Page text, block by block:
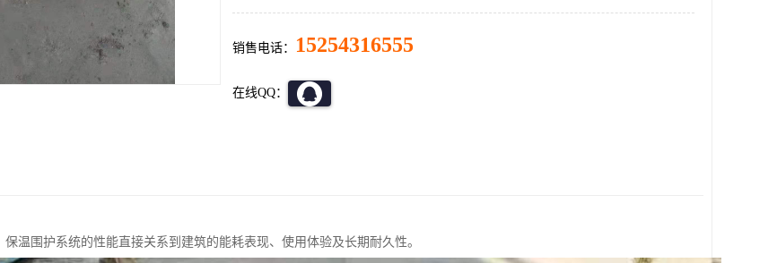
销售电话： 15254316555
在线QQ：
温围护系统的性能直接关系到建筑的能耗表现、使用体验及长期耐久性。